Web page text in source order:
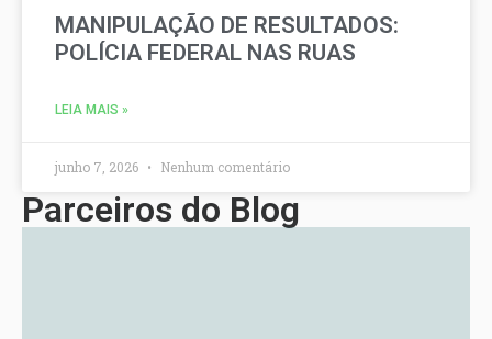
MANIPULAÇÃO DE RESULTADOS:
POLÍCIA FEDERAL NAS RUAS
LEIA MAIS »
junho 7, 2026 Nenhum comentário
Parceiros do Blog